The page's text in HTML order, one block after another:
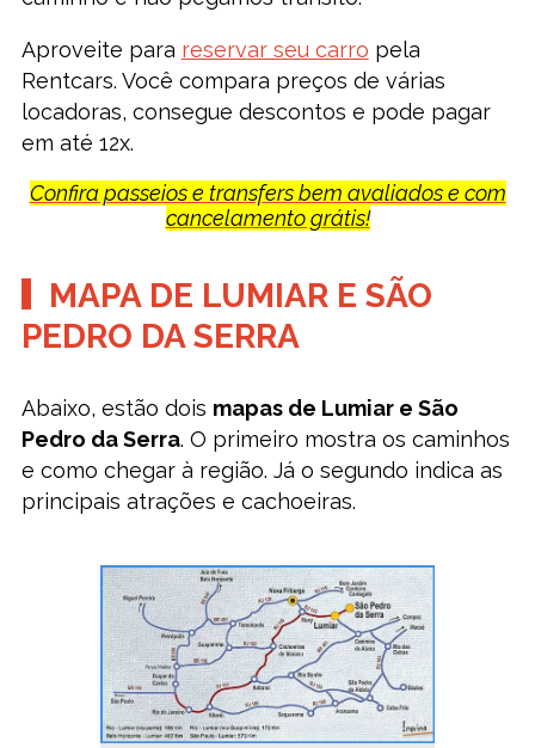
Aproveite para reservar seu carro pela
Rentcars. Você compara preços de várias
locadoras, consegue descontos e pode pagar
em até 12x.
Confira passeios e transfers bem avaliados e com
cancelamento grátis!
MAPA DE LUMIAR E SÃO
PEDRO DA SERRA
Abaixo, estão dois mapas de Lumiar e São
Pedro da Serra. O primeiro mostra os caminhos
e como chegar à região. Já o segundo indica as
principais atrações e cachoeiras.